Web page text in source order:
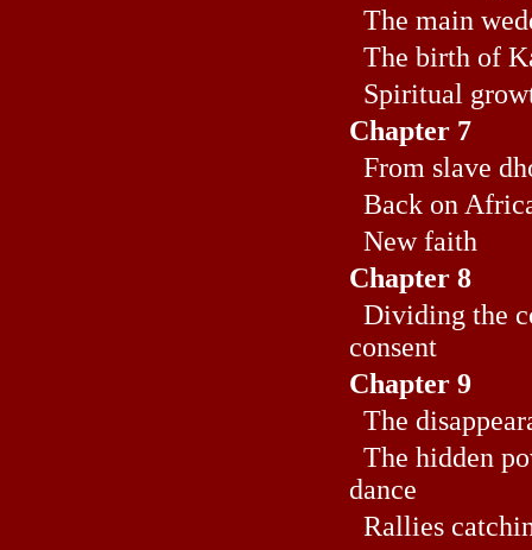
The main
The birth of
Spiritual
Chapter 7
From slave
Back on
New faith
Chapter 8
Dividing the
consent
Chapter 9
The
The hidden
dance
Rallies